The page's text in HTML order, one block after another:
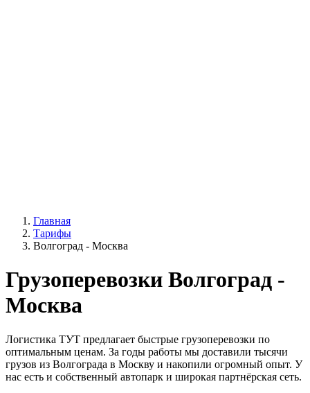
Главная
Тарифы
Волгоград - Москва
Грузоперевозки Волгоград -
Москва
Логистика ТУТ предлагает быстрые грузоперевозки по
оптимальным ценам. За годы работы мы доставили тысячи
грузов из Волгограда в Москву и накопили огромный опыт. У
нас есть и собственный автопарк и широкая партнёрская сеть.